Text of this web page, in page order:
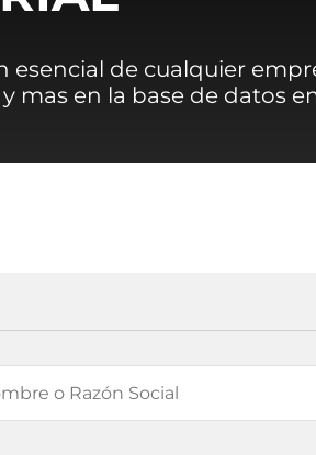
esencial de cualquier
mas en la base de datos